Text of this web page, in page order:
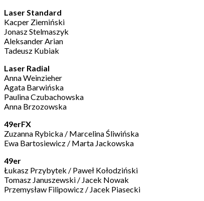
Laser Standard
Kacper Ziemiński
Jonasz Stelmaszyk
Aleksander Arian
Tadeusz Kubiak
Laser Radial
Anna Weinzieher
Agata Barwińska
Paulina Czubachowska
Anna Brzozowska
49erFX
Zuzanna Rybicka / Marcelina Śliwińska
Ewa Bartosiewicz / Marta Jackowska
49er
Łukasz Przybytek / Paweł Kołodziński
Tomasz Januszewski / Jacek Nowak
Przemysław Filipowicz / Jacek Piasecki